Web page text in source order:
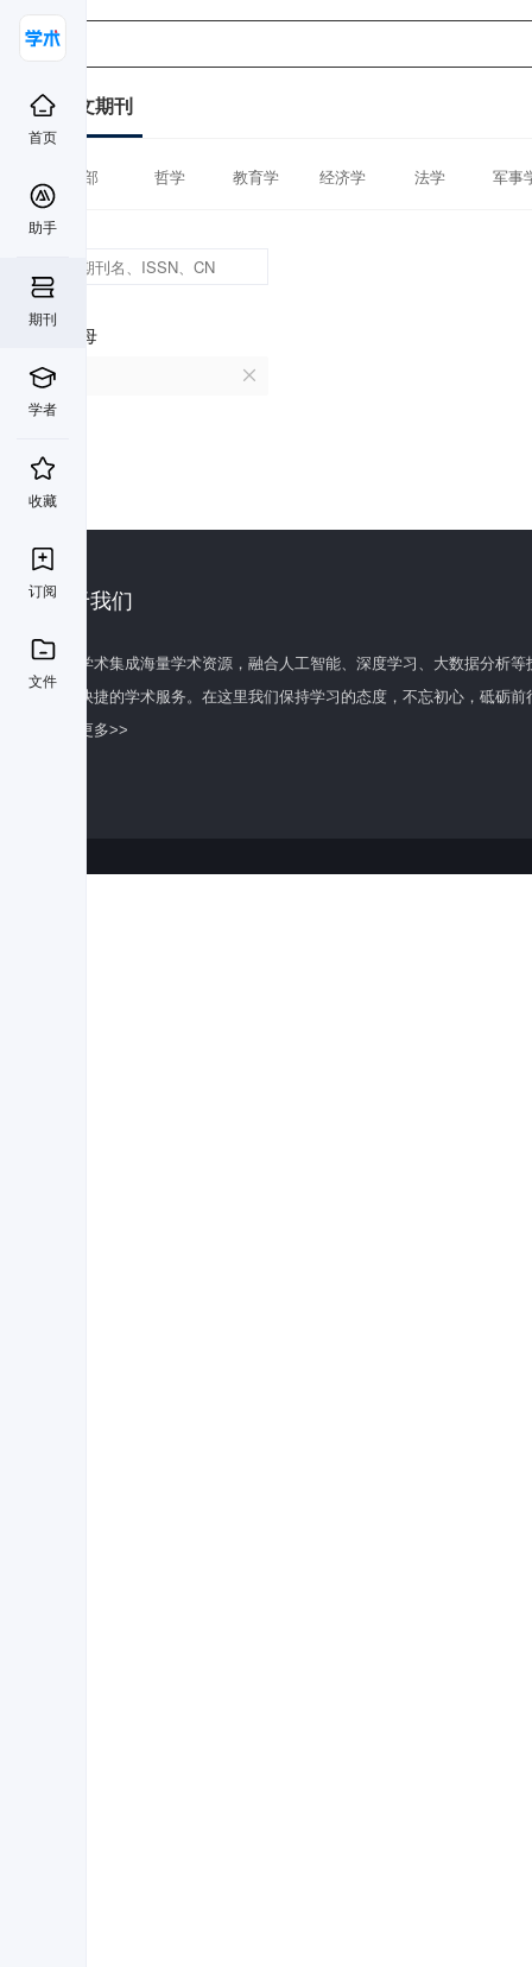
首页
助手
期刊
学者
收藏
订阅
文件
中文期刊
全部 哲学 教育学 经济学 法学 军事
首字母
W
关于我们
百度学术集成海量学术资源，融合人工智能、深度学习、大数据分析
全面快捷的学术服务。在这里我们保持学习的态度，不忘初心，砥砺前
了解更多>>